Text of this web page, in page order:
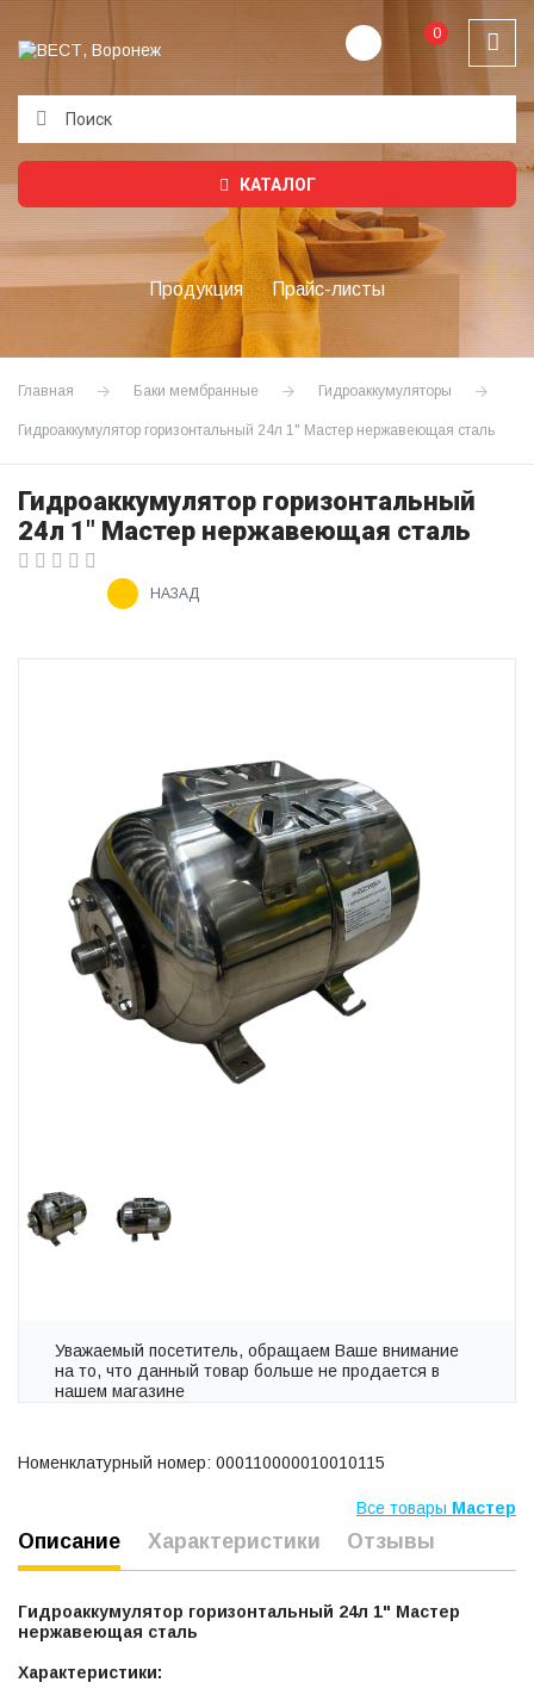
0
КАТАЛОГ
Продукция Прайс-листы
Главная Баки мембранные Гидроаккумуляторы
Гидроаккумулятор горизонтальный 24л 1" Мастер нержавеющая сталь
Гидроаккумулятор горизонтальный
24л 1" Мастер нержавеющая сталь
НАЗАД
Уважаемый посетитель, обращаем Ваше внимание
на то, что данный товар больше не продается в
нашем магазине
Номенклатурный номер: 000110000010010115
Все товары Мастер
Описание Характеристики Отзывы
Гидроаккумулятор горизонтальный 24л 1" Мастер
нержавеющая сталь
Характеристики: